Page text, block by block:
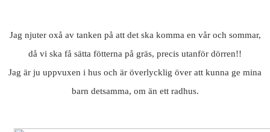
Jag njuter oxå av tanken på att det ska komma en vår och sommar,
då vi ska få sätta fötterna på gräs, precis utanför dörren!!
Jag är ju uppvuxen i hus och är överlycklig över att kunna ge mina
barn detsamma, om än ett radhus.